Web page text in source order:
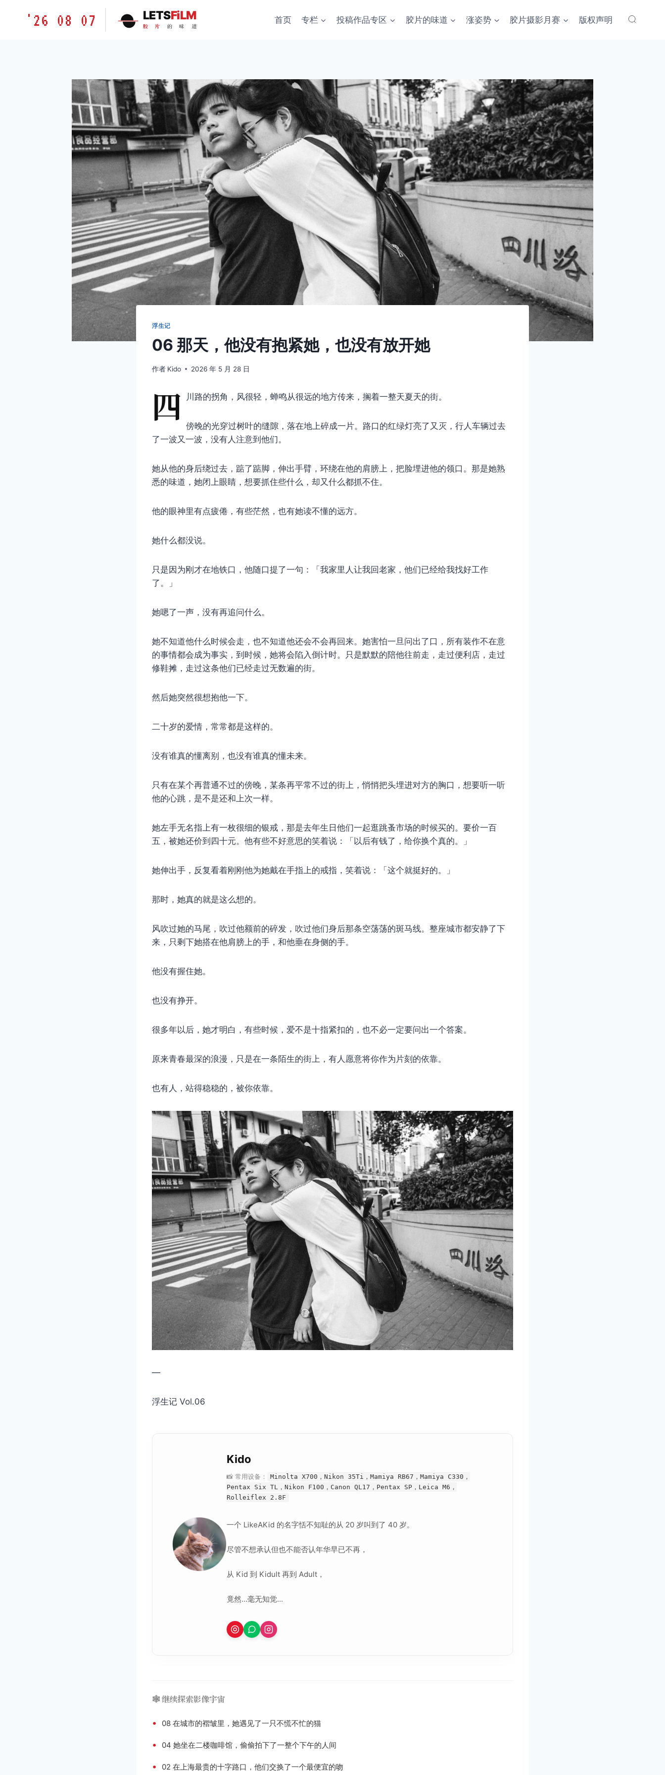
胶'26 08 07 LETSFiLM
胶 片 的 味 道
首页 专栏 投稿作品专区 胶片的味道 涨姿势 胶片摄影月赛 版权声明
浮生记
06 那天，他没有抱紧她，也没有放开她
作者 Kido 2026 年 5 月 28 日
四 川路的拐角，风很轻，蝉鸣从很远的地方传来，搁着一整天夏天的街。
傍晚的光穿过树叶的缝隙，落在地上碎成一片。路口的红绿灯亮了又灭，行人车辆过去
了一波又一波，没有人注意到他们。
她从他的身后绕过去，踮了踮脚，伸出手臂，环绕在他的肩膀上，把脸埋进他的领口。那是她熟
悉的味道，她闭上眼睛，想要抓住些什么，却又什么都抓不住。
他的眼神里有点疲倦，有些茫然，也有她读不懂的远方。
她什么都没说。
只是因为刚才在地铁口，他随口提了一句：「我家里人让我回老家，他们已经给我找好工作
了。」
她嗯了一声，没有再追问什么。
她不知道他什么时候会走，也不知道他还会不会再回来。她害怕一旦问出了口，所有装作不在意
的事情都会成为事实，到时候，她将会陷入倒计时。只是默默的陪他往前走，走过便利店，走过
修鞋摊，走过这条他们已经走过无数遍的街。
然后她突然很想抱他一下。
二十岁的爱情，常常都是这样的。
没有谁真的懂离别，也没有谁真的懂未来。
只有在某个再普通不过的傍晚，某条再平常不过的街上，悄悄把头埋进对方的胸口，想要听一听
他的心跳，是不是还和上次一样。
她左手无名指上有一枚很细的银戒，那是去年生日他们一起逛跳蚤市场的时候买的。要价一百
五，被她还价到四十元。他有些不好意思的笑着说：「以后有钱了，给你换个真的。」
她伸出手，反复看着刚刚他为她戴在手指上的戒指，笑着说：「这个就挺好的。」
那时，她真的就是这么想的。
风吹过她的马尾，吹过他额前的碎发，吹过他们身后那条空荡荡的斑马线。整座城市都安静了下
来，只剩下她搭在他肩膀上的手，和他垂在身侧的手。
他没有握住她。
也没有挣开。
很多年以后，她才明白，有些时候，爱不是十指紧扣的，也不必一定要问出一个答案。
原来青春最深的浪漫，只是在一条陌生的街上，有人愿意将你作为片刻的依靠。
也有人，站得稳稳的，被你依靠。
—
浮生记 Vol.06
Kido
📸 常用设备：
Minolta X700，Nikon 35Ti，Mamiya RB67，Mamiya C330，
Pentax Six TL，Nikon F100，Canon QL17，Pentax SP，Leica M6，
Rolleiflex 2.8F
一个 LikeAKid 的名字恬不知耻的从 20 岁叫到了 40 岁。
尽管不想承认但也不能否认年华早已不再，
从 Kid 到 Kidult 再到 Adult，
竟然...毫无知觉...
🕸️ 继续探索影像宇宙
• 08 在城市的褶皱里，她遇见了一只不慌不忙的猫
• 04 她坐在二楼咖啡馆，偷偷拍下了一整个下午的人间
• 02 在上海最贵的十字路口，他们交换了一个最便宜的吻